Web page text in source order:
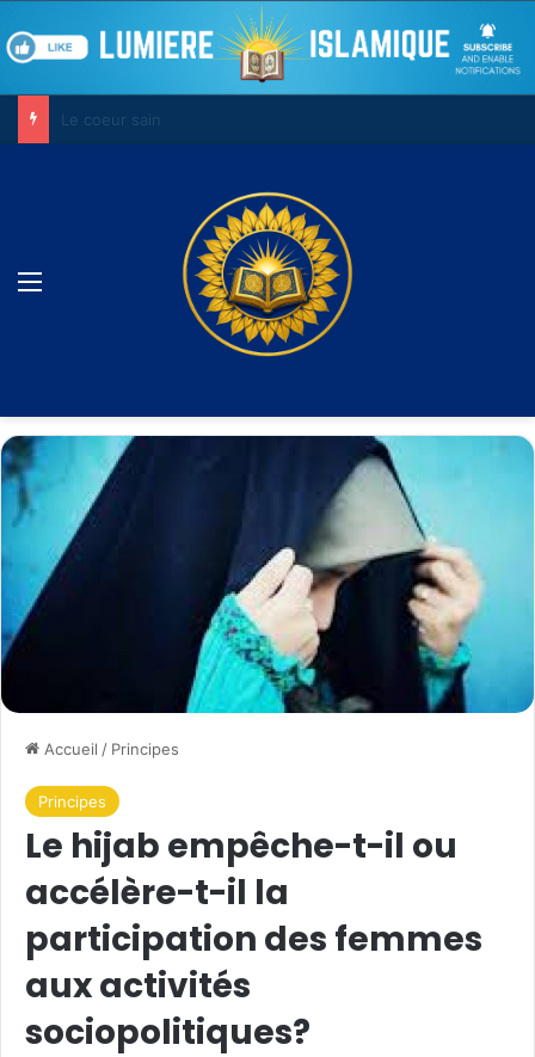
Le combat contre son âme
Accueil / Principes
Principes
Le hijab empêche-t-il ou
accélère-t-il la
participation des femmes
aux activités
sociopolitiques?